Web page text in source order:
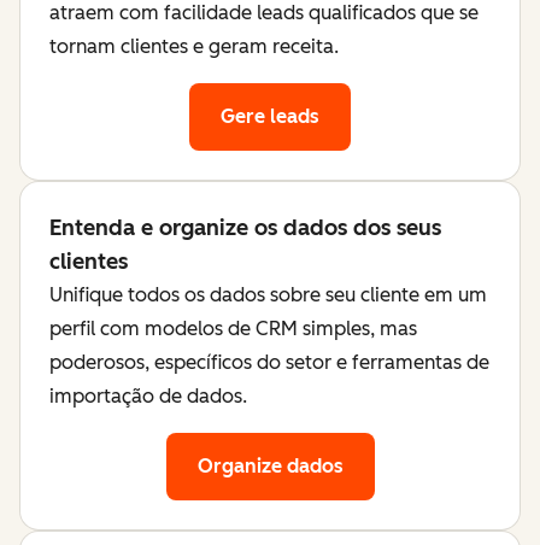
atraem com facilidade leads qualificados que se
tornam clientes e geram receita.
Gere leads
Entenda e organize os dados dos seus
clientes
Unifique todos os dados sobre seu cliente em um
perfil com modelos de CRM simples, mas
poderosos, específicos do setor e ferramentas de
importação de dados.
Organize dados